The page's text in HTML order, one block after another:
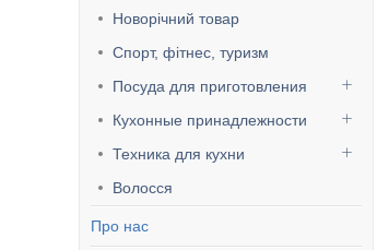
Новорічний товар
Спорт, фітнес, туризм
Посуда для приготовления
Кухонные принадлежности
Техника для кухни
Волосся
Про нас